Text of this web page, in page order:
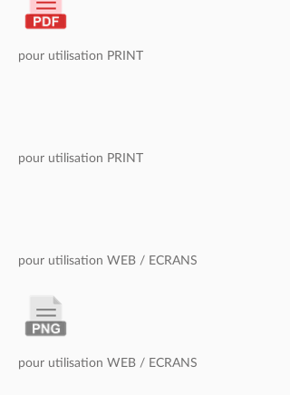
pour utilisation PRINT
pour utilisation PRINT
pour utilisation WEB / ECRANS
pour utilisation WEB / ECRANS